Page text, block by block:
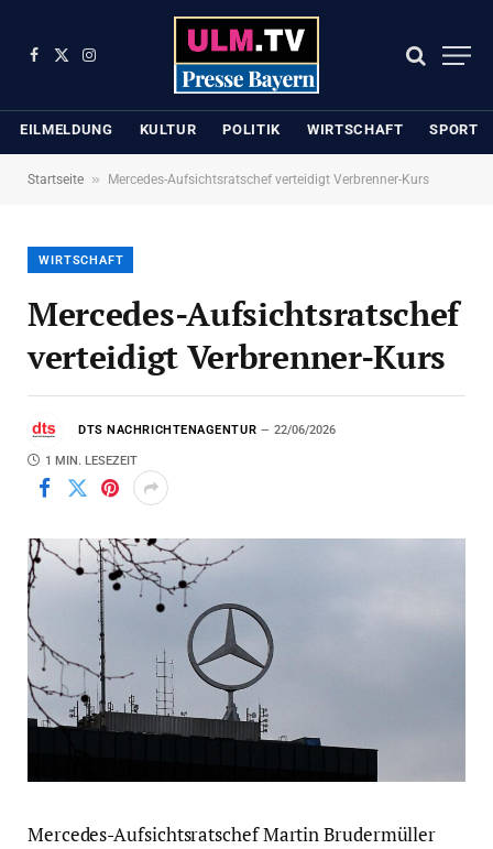
Facebook
X
Instagram
EILMELDUNG KULTUR POLITIK WIRTSCHAFT SPORT
Startseite » Mercedes-Aufsichtsratschef verteidigt Verbrenner-Kurs
WIRTSCHAFT
Mercedes-Aufsichtsratschef
verteidigt Verbrenner-Kurs
DTS NACHRICHTENAGENTUR 22/06/2026
1 MIN. LESEZEIT
Mercedes-Aufsichtsratschef Martin Brudermüller